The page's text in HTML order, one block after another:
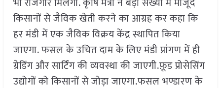
किसानों से जैविक खेती करने का आग्रह कर कहा कि
हर मंडी में एक जैविक विक्रय केंद्र स्थापित किया
जाएगा. फसल के उचित दाम के लिए मंडी प्रांगण में ही
ग्रेडिंग और सार्टिंग की व्यवस्था की जाएगी.फ़ूड प्रोसेसिंग
उद्योगों को किसानों से जोड़ा जाएगा.फसल भण्डारण के